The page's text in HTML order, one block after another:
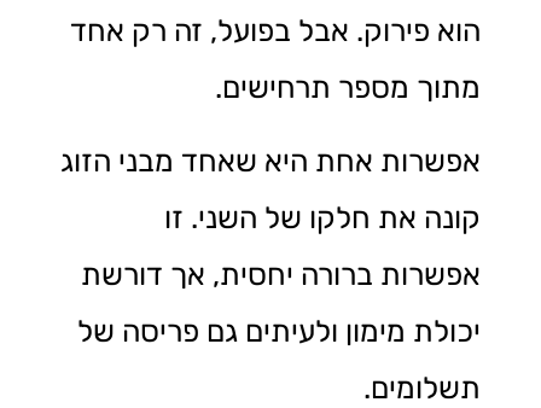
הוא פירוק. אבל בפועל, זה רק אחד
מתוך מספר תרחישים.
אפשרות אחת היא שאחד מבני הזוג
קונה את חלקו של השני. זו
אפשרות ברורה יחסית, אך דורשת
יכולת מימון ולעיתים גם פריסה של
תשלומים.